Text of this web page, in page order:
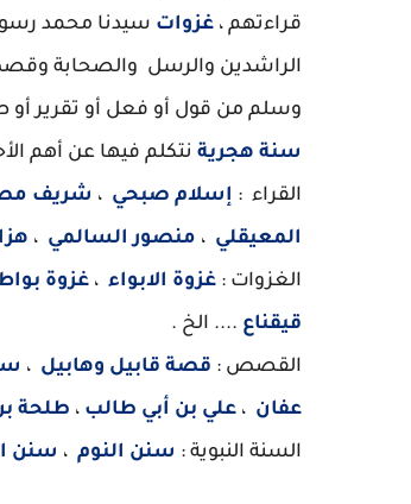
قراءتهم ، غزوات سيدنا محمد
الراشدين والرسل والصحابة
وسلم من قول أو فعل أو تقرير أو
سنة هجرية نتكلم فيها عن أهم
القراء : إسلام صبحي ، شريف
المعيقلي ، منصور السالمي ،
الغزوات : غزوة الابواء ، غزوة
قيقناع .... الخ .
القصص : قصة قابيل وهابيل ،
عفان ، علي بن أبي طالب ، طلحة
السنة النبوية : سنن النوم ، سنن